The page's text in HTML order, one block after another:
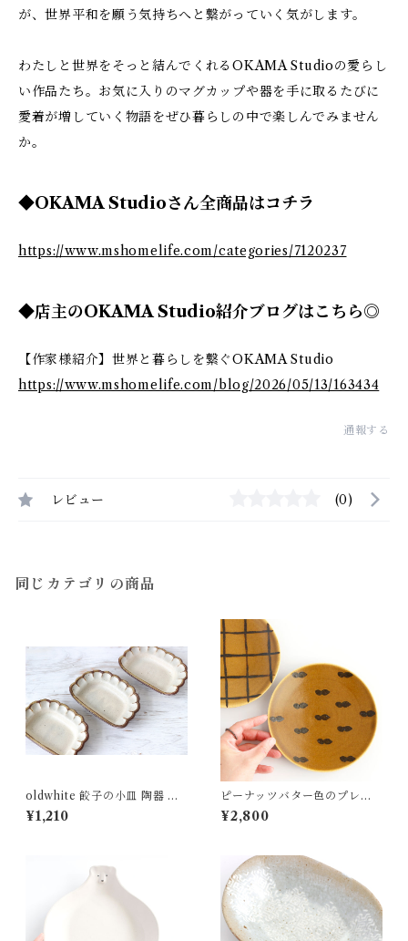
が、世界平和を願う気持ちへと繋がっていく気がします。
わたしと世界をそっと結んでくれるOKAMA Studioの愛らし
い作品たち。お気に入りのマグカップや器を手に取るたびに
愛着が増していく物語をぜひ暮らしの中で楽しんでみません
か。
◆OKAMA Studioさん全商品はコチラ
https://www.mshomelife.com/categories/7120237
◆店主のOKAMA Studio紹介ブログはこちら◎
【作家様紹介】世界と暮らしを繋ぐOKAMA Studio
https://www.mshomelife.com/blog/2026/05/13/163434
通報する
レビュー (0)
同じカテゴリの商品
oldwhite 餃子の小皿 陶器 よ
しざわ窯
¥1,210
ピーナッツバター色のプレー
トS ピーナッツ 陶器 nagusa
¥2,800